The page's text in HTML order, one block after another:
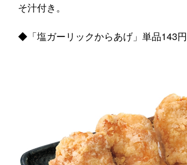
そ汁付き。
◆「塩ガーリックからあげ」単品143円